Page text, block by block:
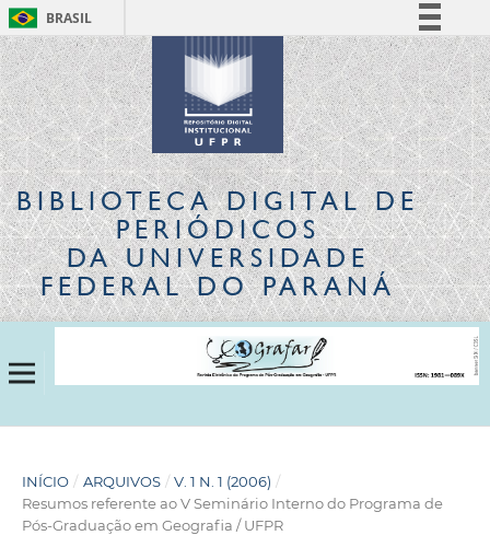
BRASIL
Simplifique!
Comunica BR
Participe
Acesso à informação
Legislação
Canais
BIBLIOTECA DIGITALDE
PERIÓDICOS
DA UNIVERSIDADE
FEDERAL DO PARANÁ
INÍCIO / ARQUIVOS / V. 1 N. 1 (2006) /
Resumos referente ao V Seminário Interno do Programa de
Pós-Graduação em Geografia / UFPR